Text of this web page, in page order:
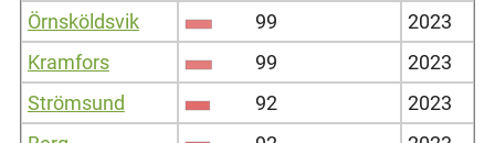
Örnsköldsvik
99
2023
Kramfors
99
2023
Strömsund
92
2023